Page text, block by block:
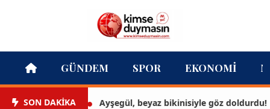
GÜNDEM SPOR EKONOMI
SON DAKİKA Ayşegül, beyaz bikinisiyle göz doldurdu!